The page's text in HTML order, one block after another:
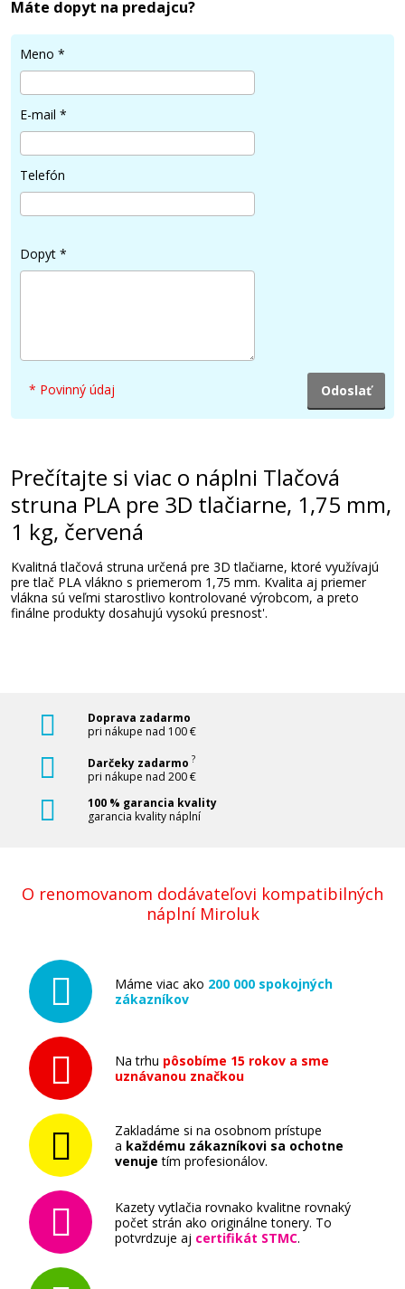
Pridať do košíka
Tlačová struna PLA pre 3D tlačiarne, 1,75
mm, 1 kg, zlatá
3D struna
16,90 €
Pridať do košíka
Tlačová struna PLA pre 3D tlačiarne, 1,75
mm, 1 kg, strieborná
16,90 €
Pridať do košíka
Tlačová struna PLA pre 3D tlačiarne, 1,75 mm, 0,75
kg, s prímesou dreva (svetlá)
3D struna
Máte dopyt na predajcu?
Meno *
E-mail *
Telefón
Dopyt *
* Povinný údaj
Prečítajte si viac o náplni Tlačová
struna PLA pre 3D tlačiarne, 1,75 mm,
1 kg, červená
Kvalitná tlačová struna určená pre 3D tlačiarne, ktoré využívajú
pre tlač PLA vlákno s priemerom 1,75 mm. Kvalita aj priemer
vlákna sú veľmi starostlivo kontrolované výrobcom, a preto
finálne produkty dosahujú vysokú presnost'.
Doprava zadarmo
pri nákupe nad 100 €
Darčeky zadarmo ?
pri nákupe nad 200 €
100 % garancia kvality
garancia kvality náplní
O renomovanom dodávateľovi kompatibilných
náplní Miroluk
Máme viac ako 200 000 spokojných
zákazníkov
Na trhu pôsobíme 15 rokov a sme
uznávanou značkou
Zakladáme si na osobnom prístupe
a každému zákazníkovi sa ochotne
venuje tím profesionálov.
Kazety vytlačia rovnako kvalitne rovnaký
počet strán ako originálne tonery. To
potvrdzuje aj certifikát STMC.